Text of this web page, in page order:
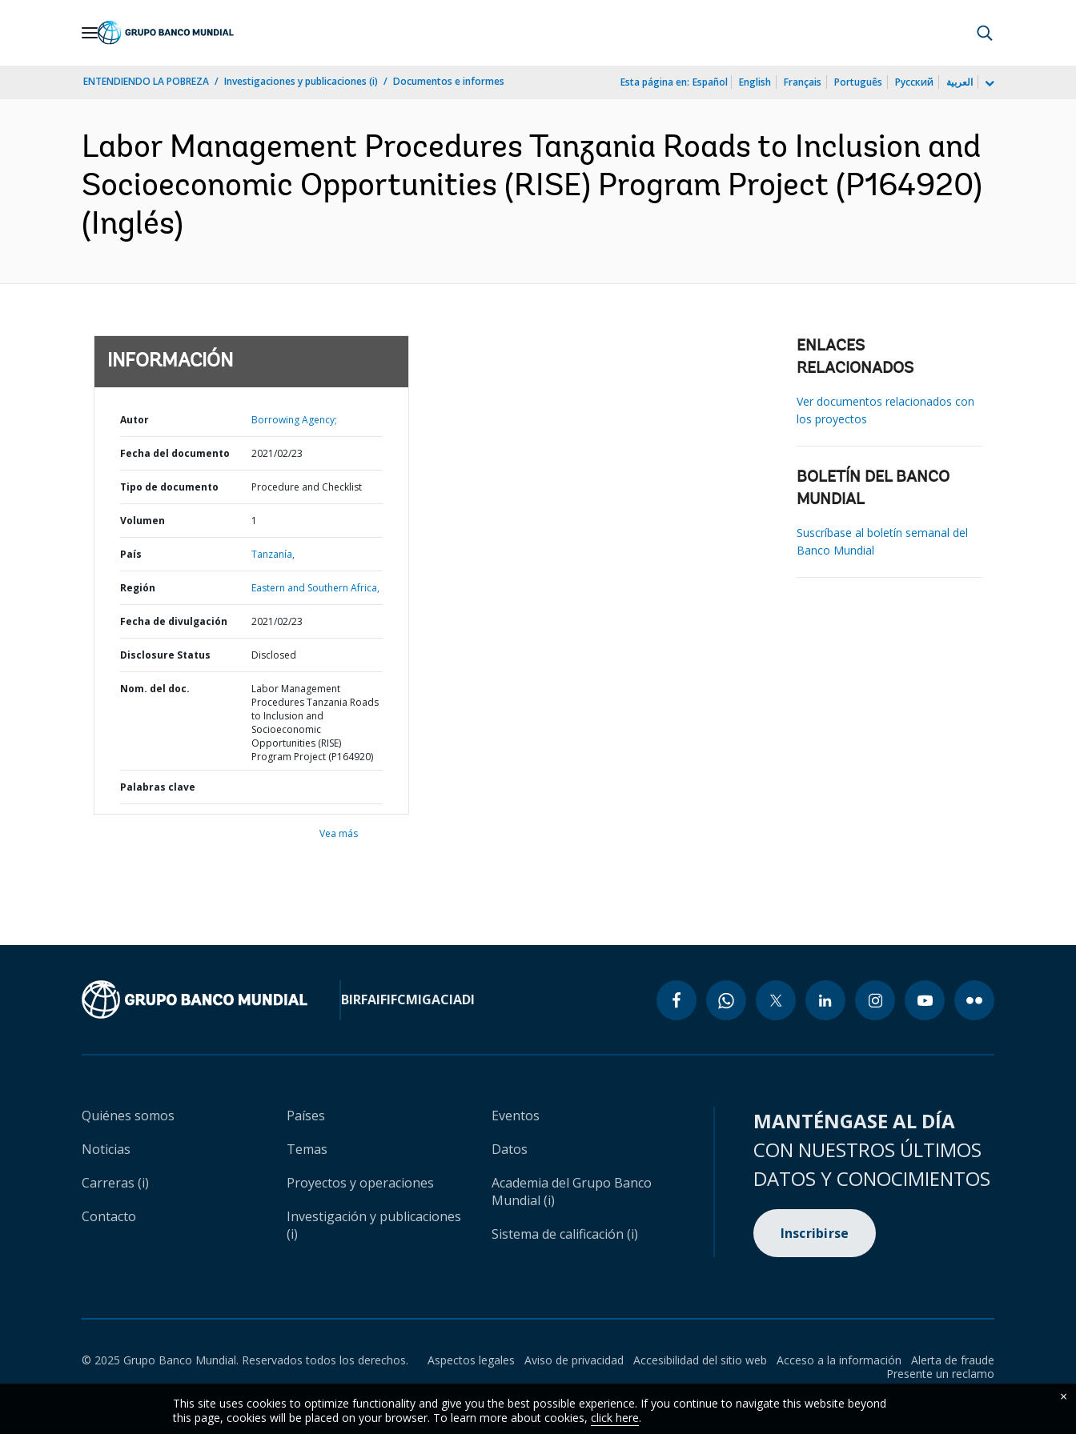
ENTENDIENDO LA POBREZA Investigaciones y publicaciones (i) Documentos e informes Esta página en: Español English Français Português Русский العربية
Labor Management Procedures Tanzania Roads to Inclusion and
Socioeconomic Opportunities (RISE) Program Project (P164920)
(Inglés)
INFORMACIÓN
Autor Borrowing Agency;
Fecha del documento 2021/02/23
Tipo de documento Procedure and Checklist
Volumen 1
País Tanzanía,
Región Eastern and Southern Africa,
Fecha de divulgación 2021/02/23
Disclosure Status Disclosed
Nom. del doc.
Labor Management
Procedures Tanzania Roads
to Inclusion and
Socioeconomic
Opportunities (RISE)
Program Project (P164920)
Palabras clave
Vea más
ENLACES
RELACIONADOS
Ver documentos relacionados con
los proyectos
BOLETÍN DEL BANCO
MUNDIAL
Suscríbase al boletín semanal del
Banco Mundial
BIRFAIFIFCMIGACIADI
Quiénes somos
Noticias
Carreras (i)
Contacto
Países
Temas
Proyectos y operaciones
Investigación y publicaciones
(i)
Eventos
Datos
Academia del Grupo Banco
Mundial (i)
Sistema de calificación (i)
MANTÉNGASE AL DÍA
CON NUESTROS ÚLTIMOS
DATOS Y CONOCIMIENTOS
Inscribirse
© 2025 Grupo Banco Mundial. Reservados todos los derechos. Aspectos legales Aviso de privacidad Accesibilidad del sitio web Acceso a la información
Alerta de fraude
Presente un reclamo
This site uses cookies to optimize functionality and give you the best possible experience. If you continue to navigate this website beyond
this page, cookies will be placed on your browser. To learn more about cookies, click here.
×